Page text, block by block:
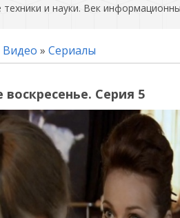
и науки. Век
Видео » Сериалы
воскресенье. Серия 5